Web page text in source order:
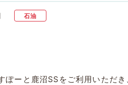
石油
ぽーと鹿沼SSをご利用いただき